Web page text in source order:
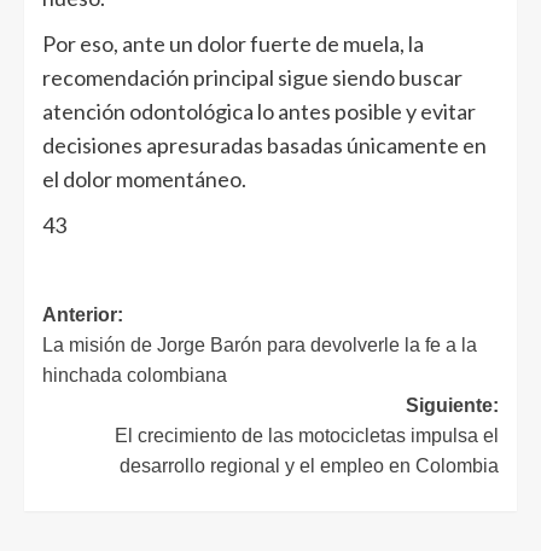
Por eso, ante un dolor fuerte de muela, la
recomendación principal sigue siendo buscar
atención odontológica lo antes posible y evitar
decisiones apresuradas basadas únicamente en
el dolor momentáneo.
43
Anterior:
La misión de Jorge Barón para devolverle la fe a la
hinchada colombiana
Siguiente:
El crecimiento de las motocicletas impulsa el
desarrollo regional y el empleo en Colombia